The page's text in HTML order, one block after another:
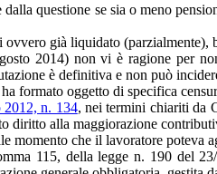
questione se sia o meno
già liquidato (parzialmente),
2014) non vi è ragione per
è definitiva e non può
oggetto di specifica
2012, n. 134, nei termini chiariti da
alla maggiorazione
momento che il lavoratore poteva
115, della legge n. 190 del